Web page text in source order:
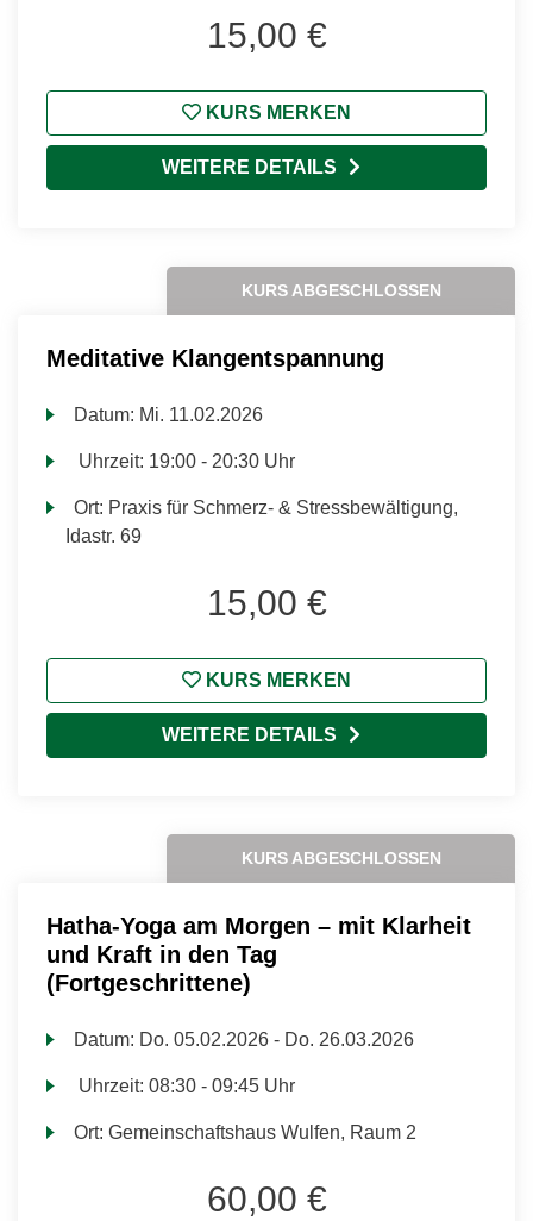
15,00 €
KURS MERKEN
WEITERE DETAILS
KURS ABGESCHLOSSEN
Meditative Klangentspannung
Datum: Mi. 11.02.2026
Uhrzeit: 19:00 - 20:30 Uhr
Ort: Praxis für Schmerz- & Stressbewältigung,
Idastr. 69
15,00 €
KURS MERKEN
WEITERE DETAILS
KURS ABGESCHLOSSEN
Hatha-Yoga am Morgen – mit Klarheit
und Kraft in den Tag
(Fortgeschrittene)
Datum: Do. 05.02.2026 - Do. 26.03.2026
Uhrzeit:08:30 - 09:45 Uhr
Ort:Gemeinschaftshaus Wulfen, Raum 2
60,00 €